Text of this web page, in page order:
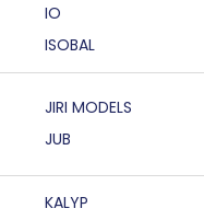
IO
ISOBAL
JIRI MODELS
JUB
KALYP